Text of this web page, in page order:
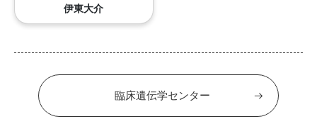
伊東大介
臨床遺伝学センター